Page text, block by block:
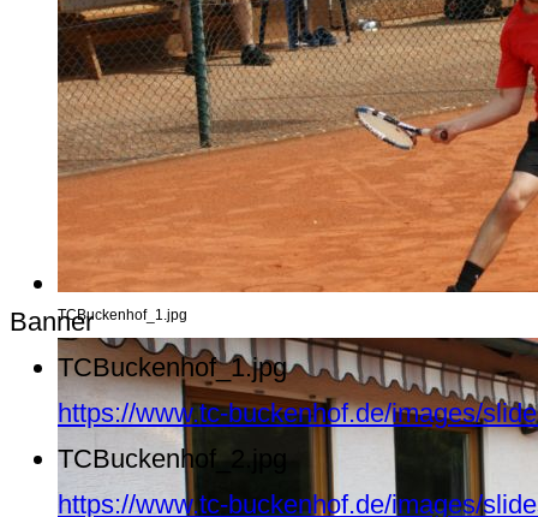
TCBuckenhof_1.jpg
Banner
TCBuckenhof_1.jpg
https://www.tc-buckenhof.de/images/
TCBuckenhof_2.jpg
https://www.tc-buckenhof.de/images/